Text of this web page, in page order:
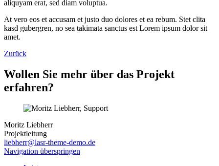
aliquyam erat, sed diam voluptua.
At vero eos et accusam et justo duo dolores et ea rebum. Stet clita
kasd gubergren, no sea takimata sanctus est Lorem ipsum dolor sit
amet.
Zurück
Wollen Sie mehr über das Projekt
erfahren?
Moritz Liebherr
Projektleitung
liebherr@lasr-theme-demo.de
Navigation überspringen